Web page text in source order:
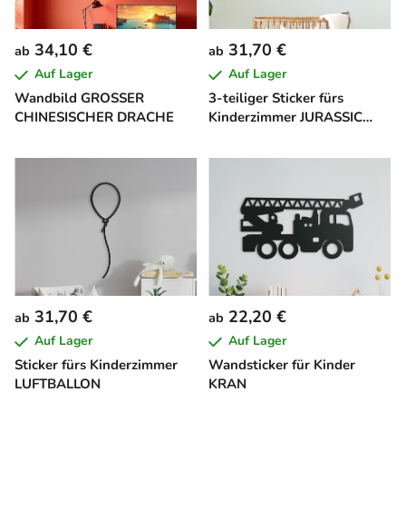
Wandbild GROSSER
CHINESISCHER DRACHE
ab 34,10 €
Auf Lager
3-teiliger Sticker fürs
Kinderzimmer JURASSIC
ab 31,70 €
Auf Lager
Sticker fürs Kinderzimmer
LUFTBALLON
ab 31,70 €
Auf Lager
Wandsticker für Kinder
KRAN
ab 22,20 €
Auf Lager